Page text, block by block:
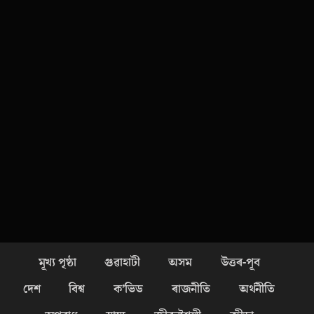
মূখ্য পৃষ্ঠা গুৱাহাটী অসম
উত্তৰ-পূব
দেশ
বিশ্ব ক’ভিড ৰাজনীতি
অৰ্থনীতি